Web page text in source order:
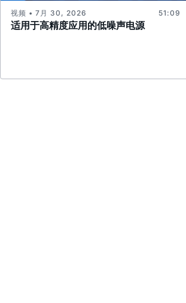
适用于高精度应用的低噪声电源
视频 • 7月 30, 2026 51:09